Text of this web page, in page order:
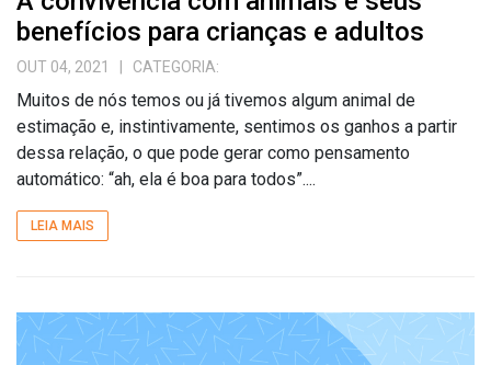
benefícios para crianças e adultos
OUT 04, 2021 | CATEGORIA:
Muitos de nós temos ou já tivemos algum animal de
estimação e, instintivamente, sentimos os ganhos a partir
dessa relação, o que pode gerar como pensamento
automático: “ah, ela é boa para todos”....
LEIA MAIS